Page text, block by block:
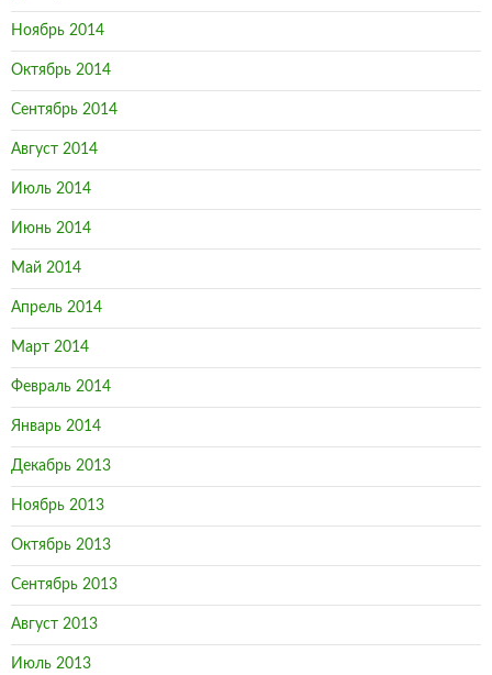
Ноябрь 2014
Октябрь 2014
Сентябрь 2014
Август 2014
Июль 2014
Июнь 2014
Май 2014
Апрель 2014
Март 2014
Февраль 2014
Январь 2014
Декабрь 2013
Ноябрь 2013
Октябрь 2013
Сентябрь 2013
Август 2013
Июль 2013